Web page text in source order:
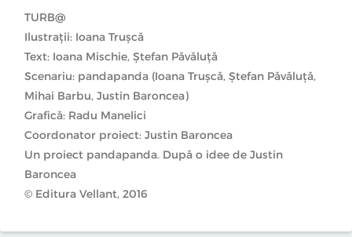
TURB@
Ilustrații: Ioana Trușcă
Text: Ioana Mischie, Ștefan Păvăluță
Scenariu: pandapanda (Ioana Trușcă, Ștefan Păvăluță,
Mihai Barbu, Justin Baroncea)
Grafică: Radu Manelici
Coordonator proiect: Justin Baroncea
Un proiect pandapanda. După o idee de Justin
Baroncea
© Editura Vellant, 2016